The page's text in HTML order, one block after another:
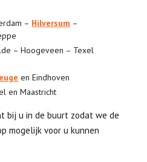
– Hilversum –
– Hoogeveen – Texel
en Eindhoven
en Maastricht
bij u in de buurt zodat we de
mogelijk voor u kunnen